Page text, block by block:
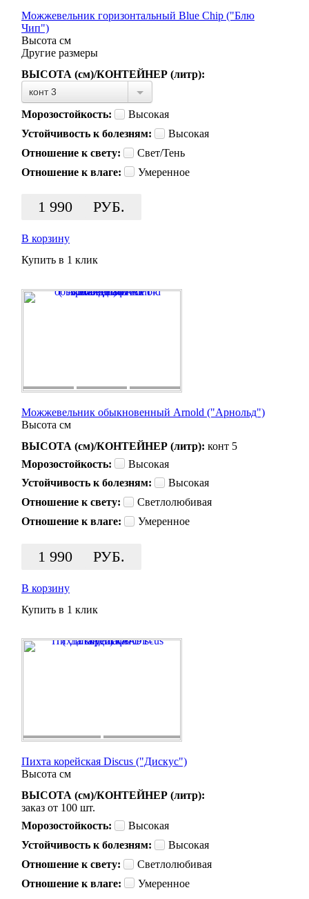
Можжевельник горизонтальный Blue Chip ("Блю
Чип")
Высота см
Другие размеры
ВЫСОТА (см)/КОНТЕЙНЕР (литр):
конт 3
Морозостойкость:
Высокая
Устойчивость к болезням:
Высокая
Отношение к свету:
Свет/Тень
Отношение к влаге:
Умеренное
1 990 РУБ.
В корзину
Купить в 1 клик
Можжевельник обыкновенный Arnold ("Арнольд")
Высота см
ВЫСОТА (см)/КОНТЕЙНЕР (литр): конт 5
Морозостойкость:
Высокая
Устойчивость к болезням:
Высокая
Отношение к свету:
Светлолюбивая
Отношение к влаге:
Умеренное
1 990 РУБ.
В корзину
Купить в 1 клик
Пихта корейская Discus ("Дискус")
Высота см
ВЫСОТА (см)/КОНТЕЙНЕР (литр):
заказ от 100 шт.
Морозостойкость:
Высокая
Устойчивость к болезням:
Высокая
Отношение к свету:
Светлолюбивая
Отношение к влаге:
Умеренное